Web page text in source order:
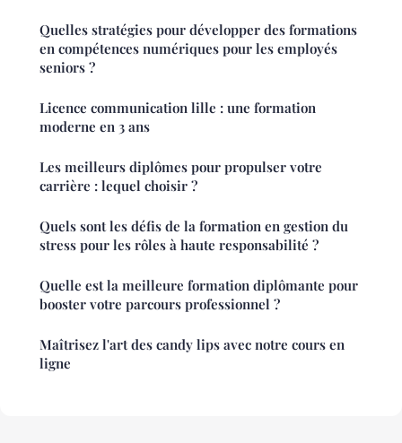
Quelles stratégies pour développer des formations
en compétences numériques pour les employés
seniors ?
Licence communication lille : une formation
moderne en 3 ans
Les meilleurs diplômes pour propulser votre
carrière : lequel choisir ?
Quels sont les défis de la formation en gestion du
stress pour les rôles à haute responsabilité ?
Quelle est la meilleure formation diplômante pour
booster votre parcours professionnel ?
Maîtrisez l'art des candy lips avec notre cours en
ligne